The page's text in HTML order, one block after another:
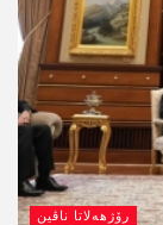
رۆژھەلاتا ناڤین